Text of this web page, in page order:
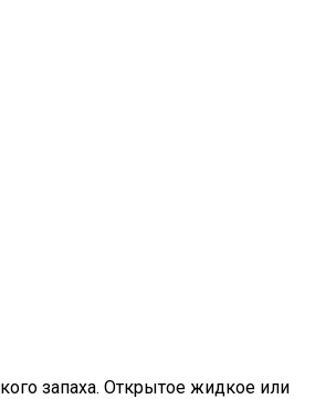
запаха. Открытое жидкое или